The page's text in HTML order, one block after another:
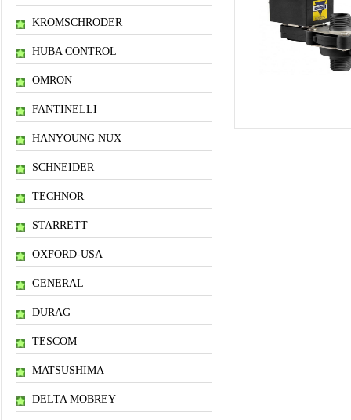
KROMSCHRODER
HUBA CONTROL
OMRON
FANTINELLI
HANYOUNG NUX
SCHNEIDER
TECHNOR
STARRETT
OXFORD-USA
GENERAL
DURAG
TESCOM
MATSUSHIMA
DELTA MOBREY